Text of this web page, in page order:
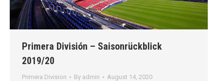
Primera División – Saisonrückblick
2019/20
Primera Division By admin August 14, 2020